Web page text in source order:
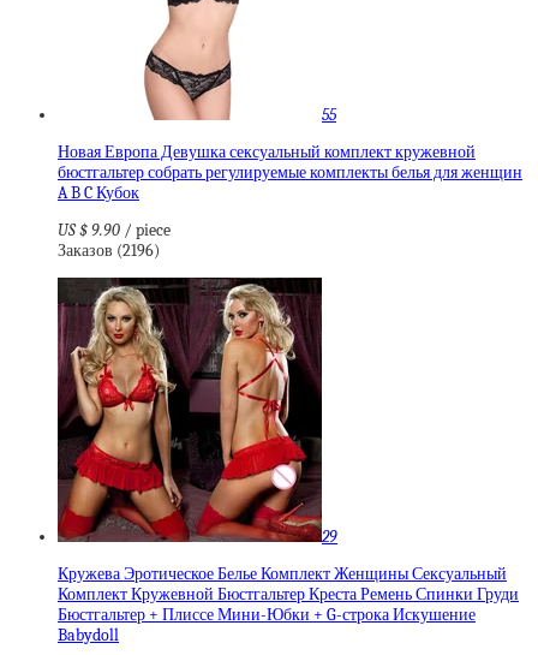
55
Новая Европа Девушка сексуальный комплект кружевной
бюстгальтер собрать регулируемые комплекты белья для женщин
A B C Кубок
US $ 9.90 / piece
Заказов (2196)
29
Кружева Эротическое Белье Комплект Женщины Сексуальный
Комплект Кружевной Бюстгальтер Креста Ремень Спинки Груди
Бюстгальтер + Плиссе Мини-Юбки + G-строка Искушение
Babydoll